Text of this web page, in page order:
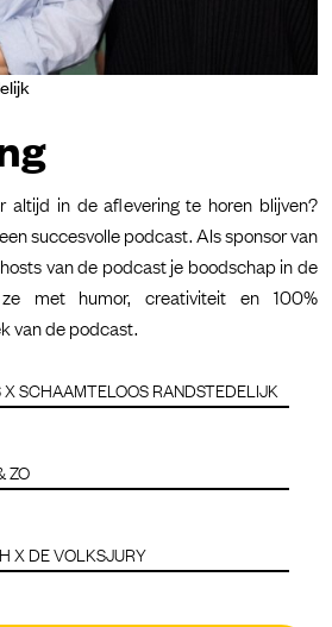
altijd in de aflevering te horen blijven?
succesvolle podcast. Als sponsor van
van de podcast je boodschap in de
met humor, creativiteit en 100%
van de podcast.
SCHAAMTELOOS RANDSTEDELIJK
ZO
X DE VOLKSJURY